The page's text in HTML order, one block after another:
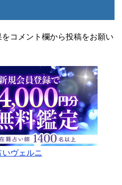
コメント欄から投稿をお願い
いヴェルニ